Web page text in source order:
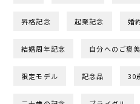
昇格記念 起業記念 婚
結婚周年記念 自分へのご褒美
限定モデル 記念品 30